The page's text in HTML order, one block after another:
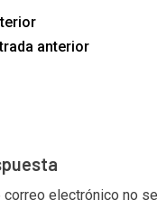
anterior
correo electrónico no